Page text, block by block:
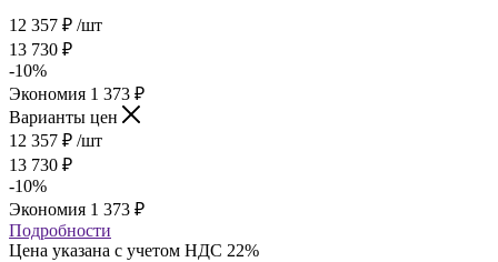
12 357 ₽ /шт
13 730 ₽
-10%
Экономия 1 373 ₽
Варианты цен
12 357 ₽ /шт
13 730 ₽
-10%
Экономия 1 373 ₽
Подробности
Цена указана с учетом НДС 22%